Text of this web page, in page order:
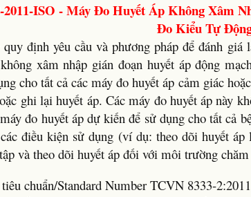
2011-ISO - Máy Đo Huyết Áp Không Xâm
Đo Kiểu Tự
quy định yêu cầu và phương pháp để đánh
xâm nhập gián đoạn huyết áp động
cho tất cả các máy đo huyết áp cảm giác
ghi lại huyết áp. Các máy đo huyết áp này
đo huyết áp dự kiến để sử dụng cho tất cả
điều kiện sử dụng (ví dụ: theo dõi huyết
và theo dõi huyết áp đối với môi trường
chuẩn/Standard Number TCVN 8333-2:2011